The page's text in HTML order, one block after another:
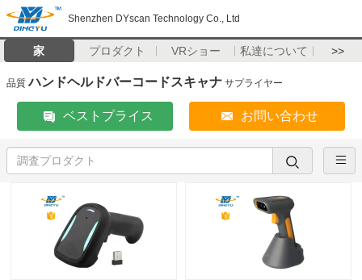
Shenzhen DYscan Technology Co., Ltd
家 プロダクト VRショー 私達について >>
品質ハンドヘルドバーコードスキャナ サプライヤー
ベストプライス お問い合わせ